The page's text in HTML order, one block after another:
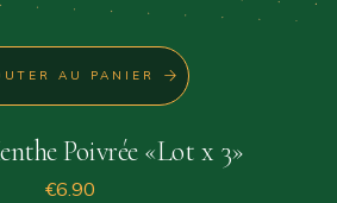
AU PANIER
Poivrée «Lot x 3»
€6.90